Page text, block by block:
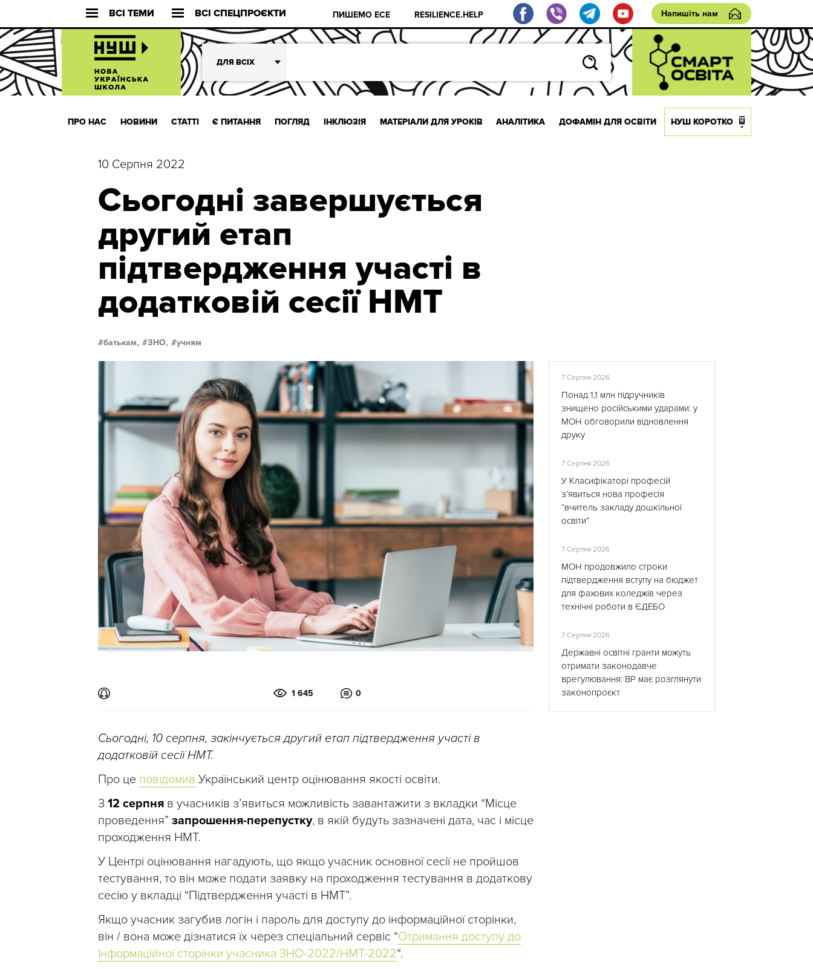
ВСІ ТЕМИ ВСІ СПЕЦПРОЄКТИ ПИШЕМО ЕСЕ RESILIENCE.HELP Напишіть нам
ДЛЯ ВСІХ
ПРО НАС НОВИНИ СТАТТІ Є ПИТАННЯ ПОГЛЯД ІНКЛЮЗІЯ МАТЕРІАЛИ ДЛЯ УРОКІВ АНАЛІТИКА ДОФАМІН ДЛЯ ОСВІТИ НУШ КОРОТКО
10 Серпня 2022
Сьогодні завершується
другий етап
підтвердження участі в
додатковій сесії НМТ
батькам, ЗНО, учням
1 645 0
Сьогодні, 10 серпня, закінчується другий етап підтвердження участі в
додатковій сесії НМТ.
Про це повідомив Український центр оцінювання якості освіти.
З 12 серпня в учасників з’явиться можливість завантажити з вкладки “Місце
проведення” запрошення-перепустку, в якій будуть зазначені дата, час і місце
проходження НМТ.
У Центрі оцінювання нагадують, що якщо учасник основної сесії не пройшов
тестування, то він може подати заявку на проходження тестування в додаткову
сесію у вкладці “Підтвердження участі в НМТ”.
Якщо учасник загубив логін і пароль для доступу до інформаційної сторінки,
він / вона може дізнатися їх через спеціальний сервіс “Отримання доступу до
Інформаційної сторінки учасника ЗНО-2022/НМТ-2022“.
7 Серпня 2026
Понад 1,1 млн підручників
знищено російськими ударами: у
МОН обговорили відновлення
друку
7 Серпня 2026
У Класифікаторі професій
з’явиться нова професія
“вчитель закладу дошкільної
освіти”
7 Серпня 2026
МОН продовжило строки
підтвердження вступу на бюджет
для фахових коледжів через
технічні роботи в ЄДЕБО
7 Серпня 2026
Державні освітні гранти можуть
отримати законодавче
врегулювання: ВР має розглянути
законопроєкт